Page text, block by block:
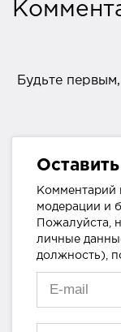
Будьте
Комментарий
модерации и
Пожалуйста,
личные
должность),